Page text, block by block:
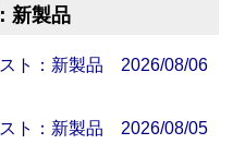
新製品
ト：新製品 2026/08/06
ト：新製品 2026/08/05